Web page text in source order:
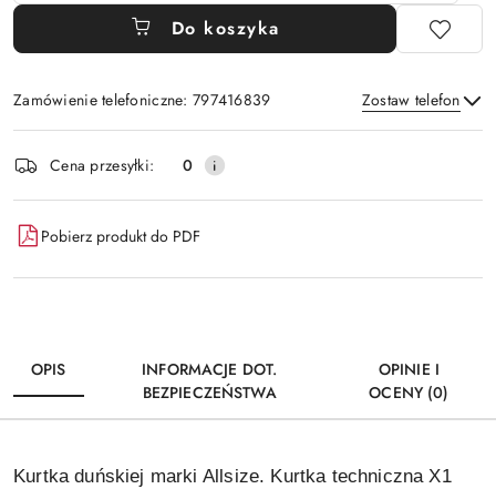
Do koszyka
Zamówienie telefoniczne: 797416839 Zostaw telefon
Wyślij
i
dostawa
Cena przesyłki: 0
Pobierz produkt do PDF
OPIS
INFORMACJE DOT.
BEZPIECZEŃSTWA
OPINIE I
OCENY (0)
Kurtka duńskiej marki Allsize. Kurtka techniczna X1